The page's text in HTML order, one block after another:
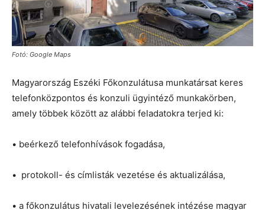
Fotó: Google Maps
Magyarország Eszéki Főkonzulátusa munkatársat keres
telefonközpontos és konzuli ügyintéző munkakörben,
amely többek között az alábbi feladatokra terjed ki:
• beérkező telefonhívások fogadása,
• protokoll- és címlisták vezetése és aktualizálása,
• a főkonzulátus hivatali levelezésének intézése magyar